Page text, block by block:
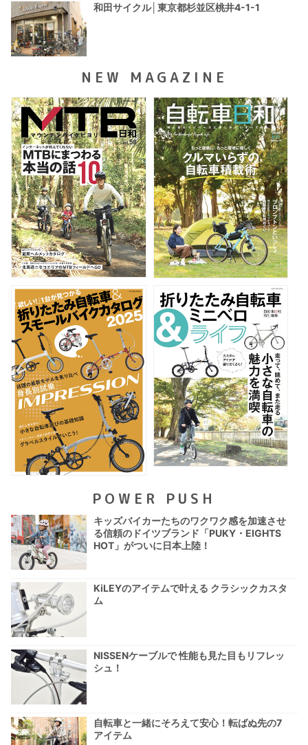
和田サイクル│東京都杉並区桃井4-1-1
NEW MAGAZINE
POWER PUSH
キッズバイカーたちのワクワク感を加速させ
る信頼のドイツブランド「PUKY・EIGHTS
HOT」がついに日本上陸！
KiLEYのアイテムで叶える クラシックカスタ
ム
NISSENケーブルで 性能も見た目もリフレッ
シュ！
自転車と一緒にそろえて安心！転ばぬ先の7
アイテム